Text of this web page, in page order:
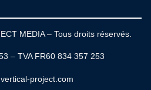
MEDIA – Tous droits réservés.
– TVA FR60 834 357 253
project.com